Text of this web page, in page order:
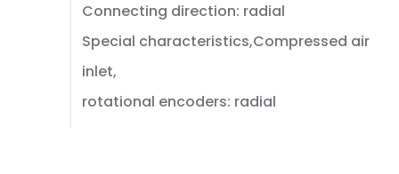
Connecting direction: radial
Special characteristics,Compressed air
inlet,
rotational encoders: radial